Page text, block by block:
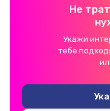
Не
Укажи
тебе